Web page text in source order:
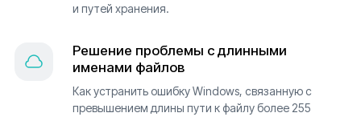
и путей хранения.
Решение проблемы с длинными
именами файлов
Как устранить ошибку Windows, связанную с
превышением длины пути к файлу более 255